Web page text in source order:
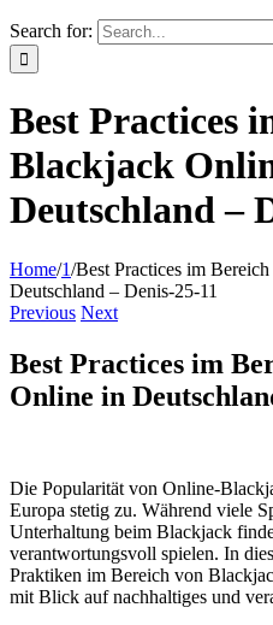
Search for:
Best Practices
Blackjack
Deutschland –
Home/1/Best Practices im
Deutschland – Denis-25-11
Previous Next
Best Practices im
Online in
Die Popularität von Online-
Europa stetig zu. Während viele
Unterhaltung beim Blackjack
verantwortungsvoll spielen. In
Praktiken im Bereich von
mit Blick auf nachhaltiges und